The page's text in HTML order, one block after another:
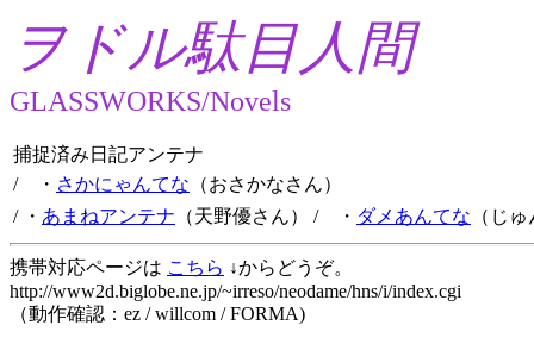
ヲドル駄目人間
GLASSWORKS/Novels
捕捉済み日記アンテナ
/ ・ さかにゃんてな （おさかなさん）
/ ・ あまねアンテナ （天野優さん） / ・ ダメあんてな （じ
携帯対応ページは こちら ↓からどうぞ。
http://www2d.biglobe.ne.jp/~irreso/neodame/hns/i/index.cgi
（動作確認：ez / willcom / FORMA)